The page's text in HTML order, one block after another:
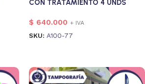
CON TRATAMIENTO 4 UNDS
$ 640.000 + IVA
SKU: A100-77